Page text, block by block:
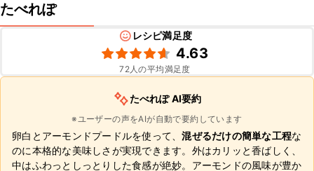
たべれぽ
レシピ満足度
4.63
72人の平均満足度
たべれぽ AI要約
※ユーザーの声をAIが自動で要約しています
卵白とアーモンドプードルを使って、混ぜるだけの簡単な工程な
のに本格的な美味しさが実現できます。外はカリッと香ばしく、
中はふわっとしっとりした食感が絶妙。アーモンドの風味が豊か